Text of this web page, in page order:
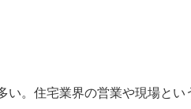
。住宅業界の営業や現場とい